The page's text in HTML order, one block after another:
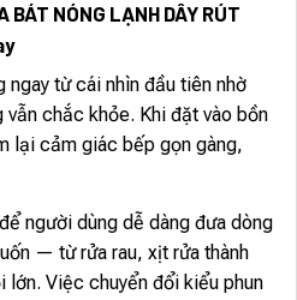
BÁT NÓNG LẠNH DÂY RÚT
ngay từ cái nhìn đầu tiên nhờ
vẫn chắc khỏe. Khi đặt vào bồn
lại cảm giác bếp gọn gàng,
người dùng dễ dàng đưa dòng
— từ rửa rau, xịt rửa thành
lớn. Việc chuyển đổi kiểu phun